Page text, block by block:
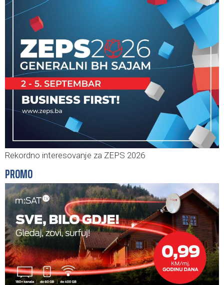
Rekordno interesovanje za ZEPS 2026
PROMO